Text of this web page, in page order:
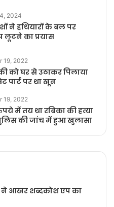
2024
ने हथियारों के बल पर
लूटने का प्रयास
19, 2022
को घर से उठाकर पिलाया
पार्ट पर था खून
19, 2022
में तय था रबिका की हत्या
की जांच में हुआ खुलासा
ने आखर शब्दकोश एप का